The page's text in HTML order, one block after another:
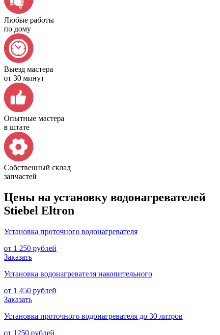
Любые работы
по дому
Выезд мастера
от 30 минут
Опытные мастера
в штате
Собственный склад
запчастей
Цены на установку водонагревателей
Stiebel Eltron
Установка проточного водонагревателя
от 1 250 рублей
Заказать
Установка водонагревателя накопительного
от 1 450 рублей
Заказать
Установка проточного водонагревателя до 30 литров
от 1250 рублей